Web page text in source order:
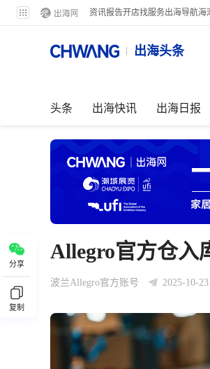
资讯报告开店找服务出海导航海
出海头条
头条 出海快讯 出海日报
分享
复制
Allegro官方仓入
波兰Allegro官方账号 2025-10-